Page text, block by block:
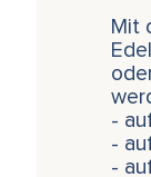
Mit
-
-
-